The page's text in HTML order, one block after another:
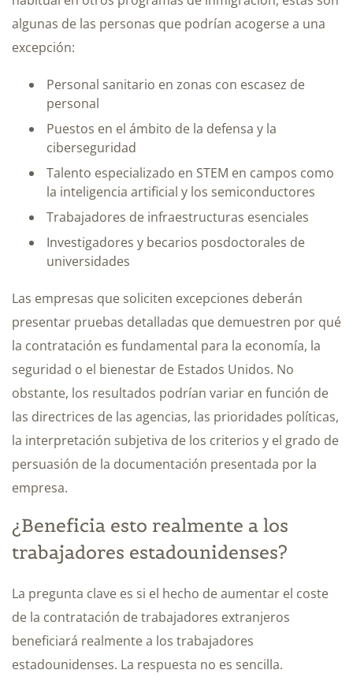
algunas de las personas que podrían acogerse a una
excepción:
Personal sanitario en zonas con escasez de
personal
Puestos en el ámbito de la defensa y la
ciberseguridad
Talento especializado en STEM en campos como
la inteligencia artificial y los semiconductores
Trabajadores de infraestructuras esenciales
Investigadores y becarios posdoctorales de
universidades
Las empresas que soliciten excepciones deberán
presentar pruebas detalladas que demuestren por qué
la contratación es fundamental para la economía, la
seguridad o el bienestar de Estados Unidos. No
obstante, los resultados podrían variar en función de
las directrices de las agencias, las prioridades políticas,
la interpretación subjetiva de los criterios y el grado de
persuasión de la documentación presentada por la
empresa.
¿Beneficia esto realmente a los
trabajadores estadounidenses?
La pregunta clave es si el hecho de aumentar el coste
de la contratación de trabajadores extranjeros
beneficiará realmente a los trabajadores
estadounidenses. La respuesta no es sencilla.